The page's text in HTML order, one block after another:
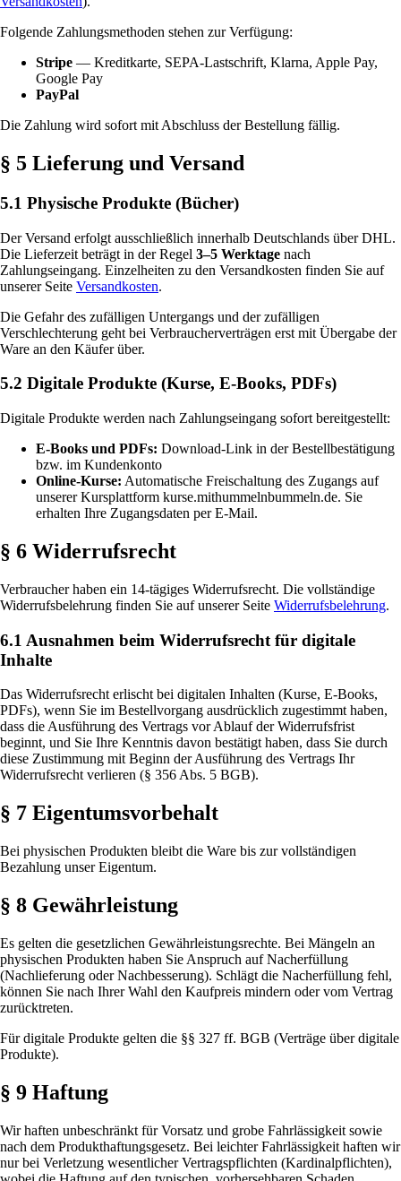
Folgende Zahlungsmethoden stehen zur Verfügung:
Stripe — Kreditkarte, SEPA-Lastschrift, Klarna, Apple Pay,
Google Pay
PayPal
Die Zahlung wird sofort mit Abschluss der Bestellung fällig.
§ 5 Lieferung und Versand
5.1 Physische Produkte (Bücher)
Der Versand erfolgt ausschließlich innerhalb Deutschlands über DHL.
Die Lieferzeit beträgt in der Regel 3–5 Werktage nach
Zahlungseingang. Einzelheiten zu den Versandkosten finden Sie auf
unserer Seite Versandkosten.
Die Gefahr des zufälligen Untergangs und der zufälligen
Verschlechterung geht bei Verbraucherverträgen erst mit Übergabe der
Ware an den Käufer über.
5.2 Digitale Produkte (Kurse, E-Books, PDFs)
Digitale Produkte werden nach Zahlungseingang sofort bereitgestellt:
E-Books und PDFs: Download-Link in der Bestellbestätigung
bzw. im Kundenkonto
Online-Kurse: Automatische Freischaltung des Zugangs auf
unserer Kursplattform kurse.mithummelnbummeln.de. Sie
erhalten Ihre Zugangsdaten per E-Mail.
§ 6 Widerrufsrecht
Verbraucher haben ein 14-tägiges Widerrufsrecht. Die vollständige
Widerrufsbelehrung finden Sie auf unserer Seite Widerrufsbelehrung.
6.1 Ausnahmen beim Widerrufsrecht für digitale
Inhalte
Das Widerrufsrecht erlischt bei digitalen Inhalten (Kurse, E-Books,
PDFs), wenn Sie im Bestellvorgang ausdrücklich zugestimmt haben,
dass die Ausführung des Vertrags vor Ablauf der Widerrufsfrist
beginnt, und Sie Ihre Kenntnis davon bestätigt haben, dass Sie durch
diese Zustimmung mit Beginn der Ausführung des Vertrags Ihr
Widerrufsrecht verlieren (§ 356 Abs. 5 BGB).
§ 7 Eigentumsvorbehalt
Bei physischen Produkten bleibt die Ware bis zur vollständigen
Bezahlung unser Eigentum.
§ 8 Gewährleistung
Es gelten die gesetzlichen Gewährleistungsrechte. Bei Mängeln an
physischen Produkten haben Sie Anspruch auf Nacherfüllung
(Nachlieferung oder Nachbesserung). Schlägt die Nacherfüllung fehl,
können Sie nach Ihrer Wahl den Kaufpreis mindern oder vom Vertrag
zurücktreten.
Für digitale Produkte gelten die §§ 327 ff. BGB (Verträge über digitale
Produkte).
§ 9 Haftung
Wir haften unbeschränkt für Vorsatz und grobe Fahrlässigkeit sowie
nach dem Produkthaftungsgesetz. Bei leichter Fahrlässigkeit haften wir
nur bei Verletzung wesentlicher Vertragspflichten (Kardinalpflichten),